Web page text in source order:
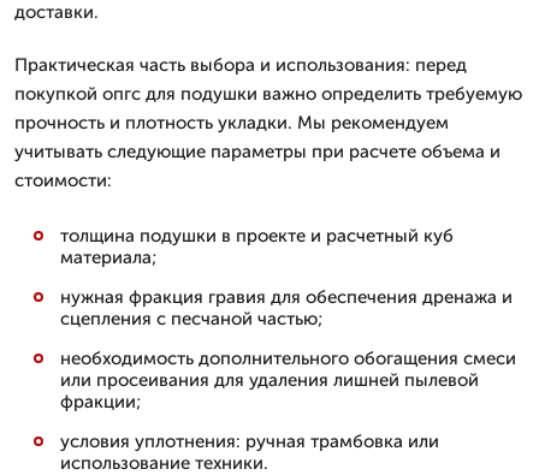
доставки.
Практическая часть выбора и использования: перед
покупкой опгс для подушки важно определить требуемую
прочность и плотность укладки. Мы рекомендуем
учитывать следующие параметры при расчете объема и
стоимости:
толщина подушки в проекте и расчетный куб
материала;
нужная фракция гравия для обеспечения дренажа и
сцепления с песчаной частью;
необходимость дополнительного обогащения смеси
или просеивания для удаления лишней пылевой
фракции;
условия уплотнения: ручная трамбовка или
использование техники.